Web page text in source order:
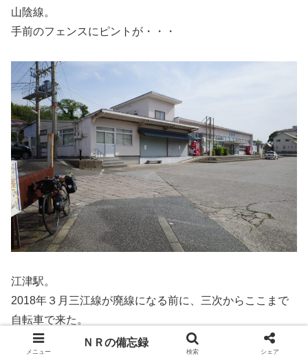
山陰線。
手前のフェンスにピントが・・・
江津駅。
2018年３月三江線が廃線になる前に、三次からここまで
自転車で来た。
帰りは勿論輪行で三次まで。
メニュー
ＮＲの備忘録
検索 シェア